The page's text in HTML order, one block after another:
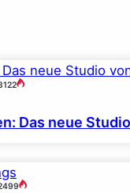
Das neue